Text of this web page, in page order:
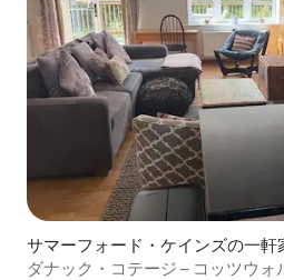
サマーフォード・ケインズの一軒
ダナック・コテージ – コッツウォ